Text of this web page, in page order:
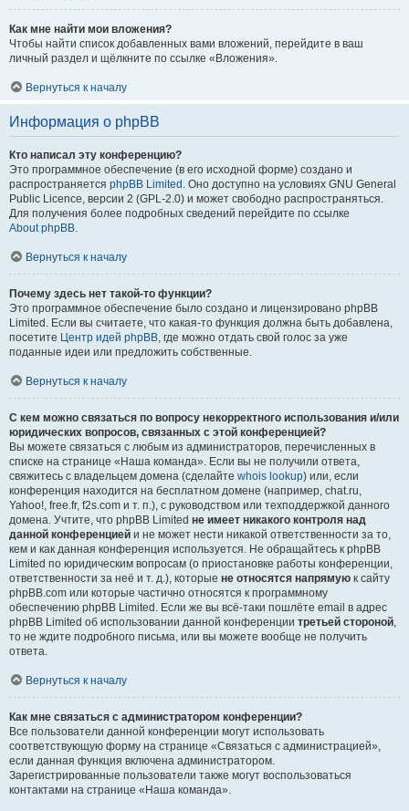
Как мне найти мои вложения?
Чтобы найти список добавленных вами вложений, перейдите в ваш
личный раздел и щёлкните по ссылке «Вложения».
Вернуться к началу
Информация о phpBB
Кто написал эту конференцию?
Это программное обеспечение (в его исходной форме) создано и
распространяется phpBB Limited . Оно доступно на условиях GNU General
Public Licence, версии 2 (GPL-2.0) и может свободно распространяться.
Для получения более подробных сведений перейдите по ссылке
About phpBB
Вернуться к началу
Почему здесь нет такой-то функции?
Это программное обеспечение было создано и лицензировано phpBB
Limited. Если вы считаете, что какая-то функция должна быть добавлена,
посетите Центр идей phpBB , где можно отдать свой голос за уже
поданные идеи или предложить собственные.
Вернуться к началу
С кем можно связаться по вопросу некорректного использования и/или
юридических вопросов, связанных с этой конференцией?
Вы можете связаться с любым из администраторов, перечисленных в
списке на странице «Наша команда». Если вы не получили ответа,
свяжитесь с владельцем домена (сделайте whois lookup) или, если
конференция находится на бесплатном домене (например, chat.ru,
Yahoo!, free.fr, f2s.com и т. п.), с руководством или техподдержкой данного
домена. Учтите, что phpBB Limited не имеет никакого контроля над
данной конференцией и не может нести никакой ответственности за то,
кем и как данная конференция используется. Не обращайтесь к phpBB
Limited по юридическим вопросам (о приостановке работы конференции,
ответственности за неё и т. д.), которые не относятся напрямую к сайту
phpBB.com или которые частично относятся к программному
обеспечению phpBB Limited. Если же вы всё-таки пошлёте email в адрес
phpBB Limited об использовании данной конференции третьей стороной
то не ждите подробного письма, или вы можете вообще не получить
ответа.
Вернуться к началу
Как мне связаться с администратором конференции?
Все пользователи данной конференции могут использовать
соответствующую форму на странице «Связаться с администрацией»,
если данная функция включена администратором.
Зарегистрированные пользователи также могут воспользоваться
контактами на странице «Наша команда».